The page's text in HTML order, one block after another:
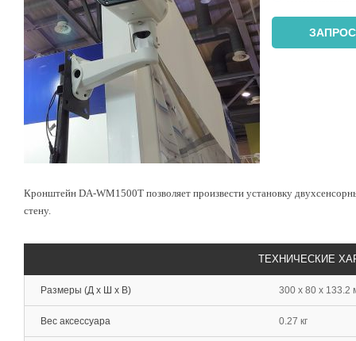
Кронштейн DA-WM1500T позволяет произвести установку
стену.
ТЕХНИЧЕСКИЕ
Размеры (Д х Ш х В) 300 x 80 x 133.2
Вес аксессуара 0.27 кг